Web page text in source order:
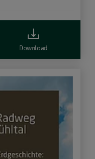
Download